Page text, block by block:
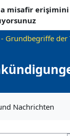
misafir erişimini
Nachrichten